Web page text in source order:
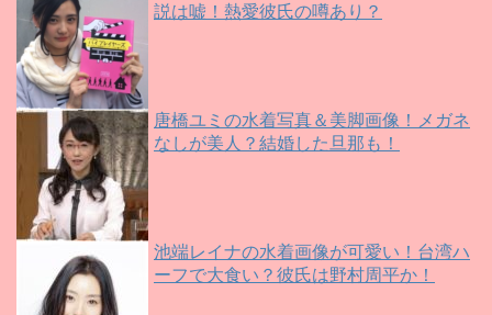
説は嘘！熱愛彼氏の噂あり？
唐橋ユミの水着写真＆美脚画像！メガネ
なしが美人？結婚した旦那も！
池端レイナの水着画像が可愛い！台湾ハ
ーフで大食い？彼氏は野村周平か！